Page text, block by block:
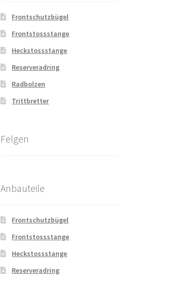
Frontschutzbügel
Frontstossstange
Heckstossstange
Reserveradring
Radbolzen
Trittbretter
Felgen
Anbauteile
Frontschutzbügel
Frontstossstange
Heckstossstange
Reserveradring